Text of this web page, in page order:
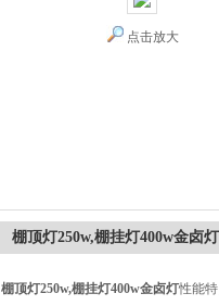
点击放大
棚顶灯250w,棚挂灯400w金卤灯
棚顶灯250w,棚挂灯400w金卤灯性能